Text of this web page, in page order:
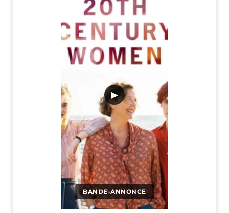
BANDE-ANNONCE
▶